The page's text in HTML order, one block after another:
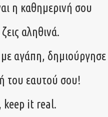
η καθημερινή σου
αληθινά.
αγάπη, δημιούργησε
του εαυτού σου!
keep it real.